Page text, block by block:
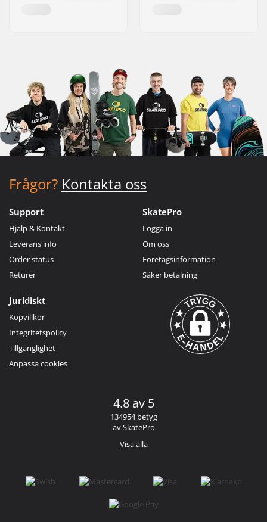
Frågor? Kontakta oss
Support
Hjälp & Kontakt
Leverans info
Order status
Returer
SkatePro
Logga in
Om oss
Företagsinformation
Säker betalning
Juridiskt
Köpvillkor
Integritetspolicy
Tillgänglighet
Anpassa cookies
4.8 av 5
134954 betyg
av SkatePro
Visa alla